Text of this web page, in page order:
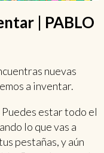
| PABLO
nuevas
a inventar.
Puedes estar todo el
lo que vas a
pestañas, y aún